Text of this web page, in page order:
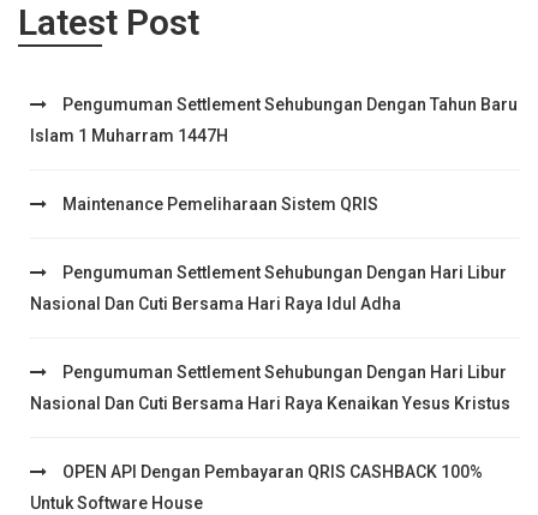
Latest Post
Pengumuman Settlement Sehubungan Dengan Tahun Baru
Islam 1 Muharram 1447H
Maintenance Pemeliharaan Sistem QRIS
Pengumuman Settlement Sehubungan Dengan Hari Libur
Nasional Dan Cuti Bersama Hari Raya Idul Adha
Pengumuman Settlement Sehubungan Dengan Hari Libur
Nasional Dan Cuti Bersama Hari Raya Kenaikan Yesus Kristus
OPEN API Dengan Pembayaran QRIS CASHBACK 100%
Untuk Software House